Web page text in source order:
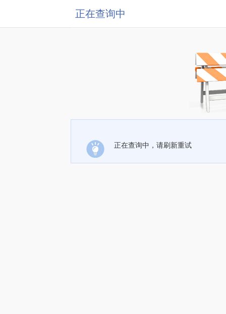
正在查询中
正在查询中，请刷新重试